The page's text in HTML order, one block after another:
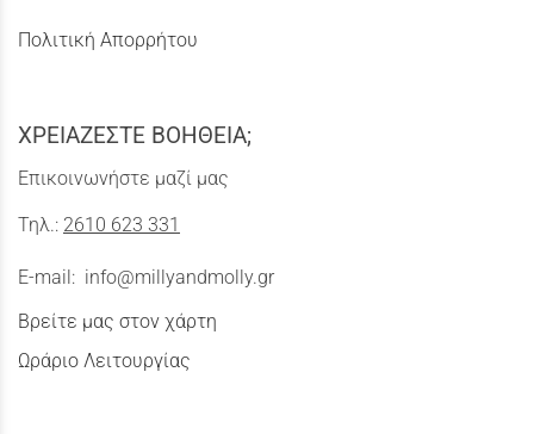
Πολιτική Απορρήτου
ΧΡΕΙΑΖΕΣΤΕ ΒΟΗΘΕΙΑ;
Επικοινωνήστε μαζί μας
Τηλ.: 2610 623 331
E-mail: info@millyandmolly.gr
Βρείτε μας στον χάρτη
Ωράριο Λειτουργίας